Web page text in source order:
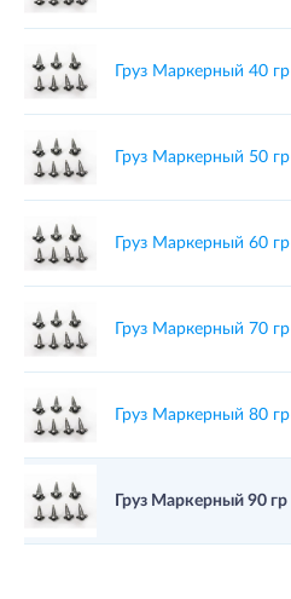
Груз Маркерный 40 гр
Груз Маркерный 50 гр
Груз Маркерный 60 гр
Груз Маркерный 70 гр
Груз Маркерный 80 гр
Груз Маркерный 90 гр